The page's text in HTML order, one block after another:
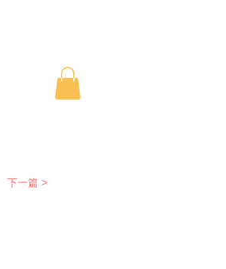
下一篇 >